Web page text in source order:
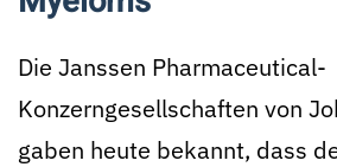
Die Janssen Pharmaceutical-
Konzerngesellschaften von
gaben heute bekannt, dass